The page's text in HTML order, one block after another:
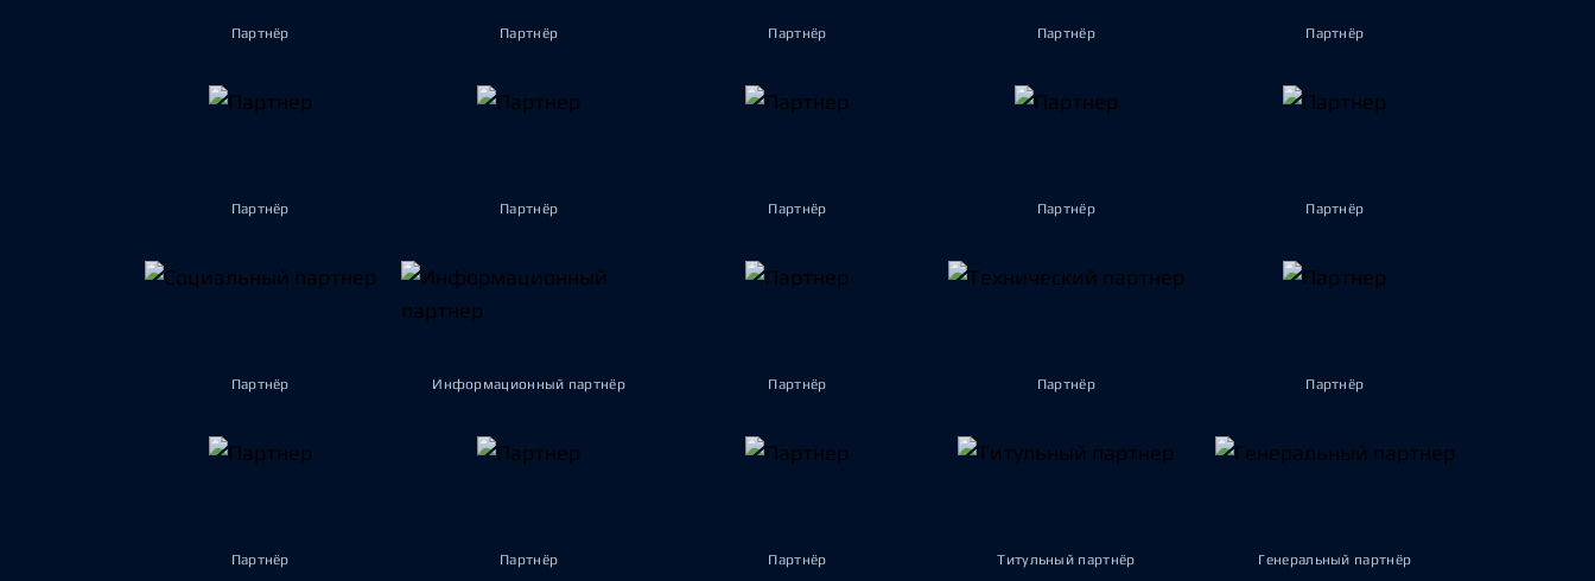
Партнёр Партнёр Партнёр Партнёр Партнёр
Партнёр Партнёр Партнёр Партнёр Партнёр
Партнёр Информационный партнёр Партнёр Партнёр Партнёр
Партнёр Партнёр Партнёр Титульный партнёр Генеральный партнёр